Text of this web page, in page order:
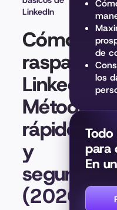
LinkedIn
Cómo
raspar
LinkedIn:
Métodos
rápidos
y
seguros
(2026)
de
los
para
En